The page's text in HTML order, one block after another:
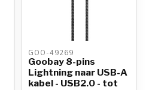
GOO-49269
Goobay 8-pins
Lightning naar USB-A
kabel - USB2.0 - tot